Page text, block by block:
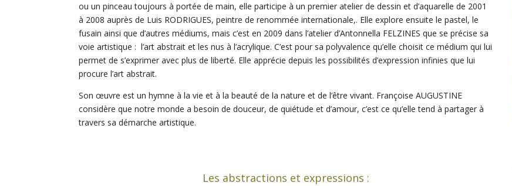
ou un pinceau toujours à portée de main, elle participe à un premier atelier de dessin et d’aquarelle de 2001
à 2008 auprès de Luis RODRIGUES, peintre de renommée internationale,. Elle explore ensuite le pastel, le
fusain ainsi que d’autres médiums, mais c’est en 2009 dans l’atelier d’Antonnella FELZINES que se précise sa
voie artistique : l’art abstrait et les nus à l’acrylique. C’est pour sa polyvalence qu’elle choisit ce médium qui lui
permet de s’exprimer avec plus de liberté. Elle apprécie depuis les possibilités d’expression infinies que lui
procure l’art abstrait.
Son œuvre est un hymne à la vie et à la beauté de la nature et de l’être vivant. Françoise AUGUSTINE
considère que notre monde a besoin de douceur, de quiétude et d’amour, c’est ce qu’elle tend à partager à
travers sa démarche artistique.
Les abstractions et expressions :